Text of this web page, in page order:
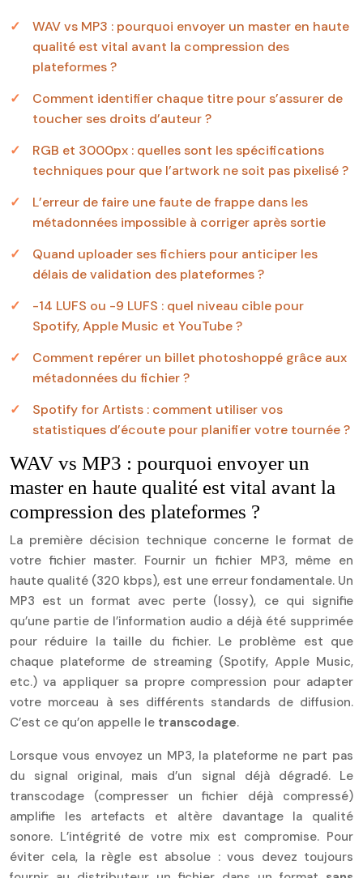
WAV vs MP3 : pourquoi envoyer un master en haute
qualité est vital avant la compression des
plateformes ?
Comment identifier chaque titre pour s’assurer de
toucher ses droits d’auteur ?
RGB et 3000px : quelles sont les spécifications
techniques pour que l’artwork ne soit pas pixelisé ?
L’erreur de faire une faute de frappe dans les
métadonnées impossible à corriger après sortie
Quand uploader ses fichiers pour anticiper les
délais de validation des plateformes ?
-14 LUFS ou -9 LUFS : quel niveau cible pour
Spotify, Apple Music et YouTube ?
Comment repérer un billet photoshoppé grâce aux
métadonnées du fichier ?
Spotify for Artists : comment utiliser vos
statistiques d’écoute pour planifier votre tournée ?
WAV vs MP3 : pourquoi envoyer un
master en haute qualité est vital avant la
compression des plateformes ?
La première décision technique concerne le format de
votre fichier master. Fournir un fichier MP3, même en
haute qualité (320 kbps), est une erreur fondamentale. Un
MP3 est un format avec perte (lossy), ce qui signifie
qu’une partie de l’information audio a déjà été supprimée
pour réduire la taille du fichier. Le problème est que
chaque plateforme de streaming (Spotify, Apple Music,
etc.) va appliquer sa propre compression pour adapter
votre morceau à ses différents standards de diffusion.
C’est ce qu’on appelle le transcodage.
Lorsque vous envoyez un MP3, la plateforme ne part pas
du signal original, mais d’un signal déjà dégradé. Le
transcodage (compresser un fichier déjà compressé)
amplifie les artefacts et altère davantage la qualité
sonore. L’intégrité de votre mix est compromise. Pour
éviter cela, la règle est absolue : vous devez toujours